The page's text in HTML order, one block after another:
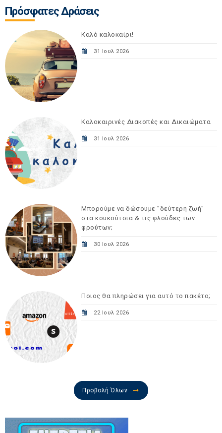
Πρόσφατες Δράσεις
Καλό καλοκαίρι!
31 Ιουλ 2026
Καλοκαιρινές Διακοπές και Δικαιώματα
31 Ιουλ 2026
Μπορούμε να δώσουμε "δεύτερη ζωή"
στα κουκούτσια & τις φλούδες των
φρούτων;
30 Ιουλ 2026
Ποιος θα πληρώσει για αυτό το πακέτο;
22 Ιουλ 2026
Προβολή Όλων